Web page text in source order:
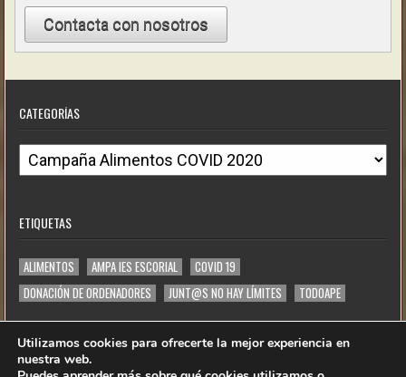
Contacta con nosotros
CATEGORÍAS
C
a
e
g
o
í
a
ETIQUETAS
ALIMENTOS AMPA IES ESCORIAL
COVID 19
DONACIÓN DE ORDENADORES
JUNT@S NO HAY LÍMITES TODOAPE
Utilizamos cookies para ofrecerte la mejor experiencia en
nuestra web.